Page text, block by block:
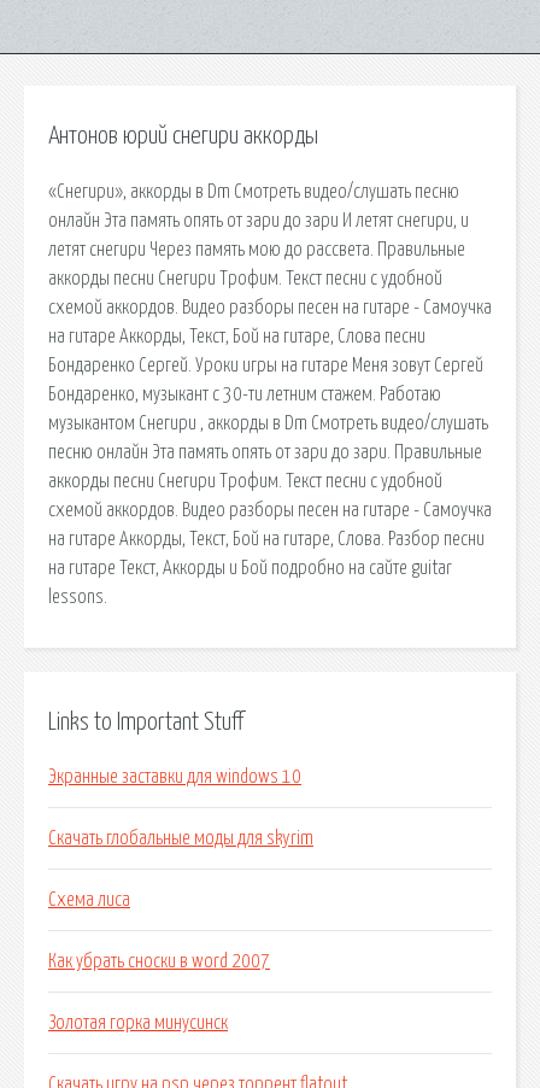
Антонов юрий снегири аккорды
«Снегири», аккорды в Dm Смотреть видео/слушать песню
онлайн Эта память опять от зари до зари И летят снегири, и
летят снегири Через память мою до рассвета. Правильные
аккорды песни Снегири Трофим. Текст песни с удобной
схемой аккордов. Видео разборы песен на гитаре - Самоучка
на гитаре Аккорды, Текст, Бой на гитаре, Слова песни
Бондаренко Сергей. Уроки игры на гитаре Меня зовут Сергей
Бондаренко, музыкант с 30-ти летним стажем. Работаю
музыкантом Снегири , аккорды в Dm Смотреть видео/слушать
песню онлайн Эта память опять от зари до зари. Правильные
аккорды песни Снегири Трофим. Текст песни с удобной
схемой аккордов. Видео разборы песен на гитаре - Самоучка
на гитаре Аккорды, Текст, Бой на гитаре, Слова. Разбор песни
на гитаре Текст, Аккорды и Бой подробно на сайте guitar
lessons.
Links to Important Stuff
Экранные заставки для windows 10
Скачать глобальные моды для skyrim
Схема лиса
Как убрать сноски в word 2007
Золотая горка минусинск